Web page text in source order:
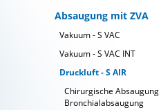
Absaugung mit ZVA
Vakuum - S VAC
Vakuum - S VAC INT
Druckluft - S AIR
Chirurgische Absaugung
Bronchialabsaugung